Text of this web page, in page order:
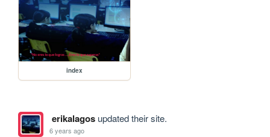
index
erikalagosupdated their site.
6 years ago